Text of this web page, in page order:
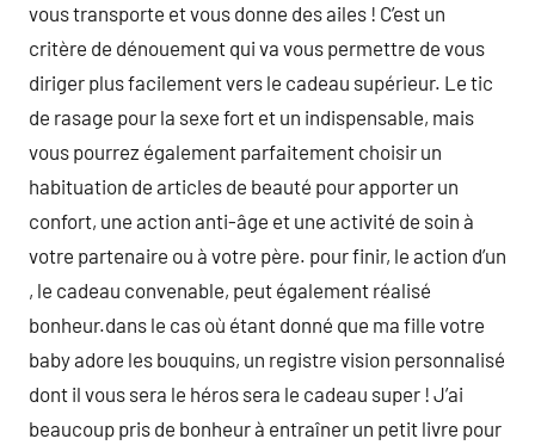
vous transporte et vous donne des ailes ! C’est un
critère de dénouement qui va vous permettre de vous
diriger plus facilement vers le cadeau supérieur. Le tic
de rasage pour la sexe fort et un indispensable, mais
vous pourrez également parfaitement choisir un
habituation de articles de beauté pour apporter un
confort, une action anti-âge et une activité de soin à
votre partenaire ou à votre père. pour finir, le action d’un
, le cadeau convenable, peut également réalisé
bonheur.dans le cas où étant donné que ma fille votre
baby adore les bouquins, un registre vision personnalisé
dont il vous sera le héros sera le cadeau super ! J’ai
beaucoup pris de bonheur à entraîner un petit livre pour